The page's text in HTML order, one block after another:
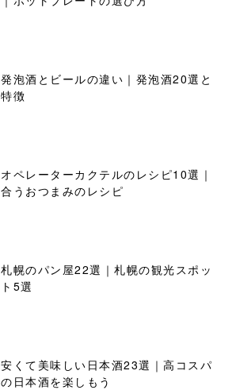
発泡酒とビールの違い｜発泡酒20選と
特徴
オペレーターカクテルのレシピ10選｜
合うおつまみのレシピ
札幌のパン屋22選｜札幌の観光スポッ
ト5選
安くて美味しい日本酒23選｜高コスパ
の日本酒を楽しもう